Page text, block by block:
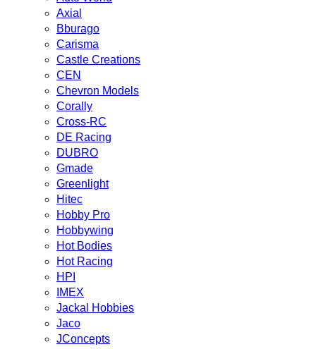
Axial
Bburago
Carisma
Castle Creations
CEN
Chevron Models
Corally
Cross-RC
DE Racing
DUBRO
Gmade
Greenlight
Hitec
Hobby Pro
Hobbywing
Hot Bodies
Hot Racing
HPI
IMEX
Jackal Hobbies
Jaco
JConcepts